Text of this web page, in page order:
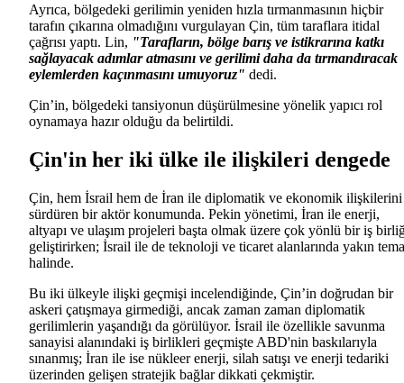
Ayrıca, bölgedeki gerilimin yeniden hızla tırmanmasının hiçbir
tarafın çıkarına olmadığını vurgulayan Çin, tüm taraflara itidal
çağrısı yaptı. Lin, "Tarafların, bölge barış ve istikrarına katkı
sağlayacak adımlar atmasını ve gerilimi daha da tırmandıracak
eylemlerden kaçınmasını umuyoruz" dedi.
Çin’in, bölgedeki tansiyonun düşürülmesine yönelik yapıcı rol
oynamaya hazır olduğu da belirtildi.
Çin'in her iki ülke ile ilişkileri dengede
Çin, hem İsrail hem de İran ile diplomatik ve ekonomik ilişkilerini
sürdüren bir aktör konumunda. Pekin yönetimi, İran ile enerji,
altyapı ve ulaşım projeleri başta olmak üzere çok yönlü bir iş
geliştirirken; İsrail ile de teknoloji ve ticaret alanlarında yakın
halinde.
Bu iki ülkeyle ilişki geçmişi incelendiğinde, Çin’in doğrudan bir
askeri çatışmaya girmediği, ancak zaman zaman diplomatik
gerilimlerin yaşandığı da görülüyor. İsrail ile özellikle savunma
sanayisi alanındaki iş birlikleri geçmişte ABD'nin baskılarıyla
sınanmış; İran ile ise nükleer enerji, silah satışı ve enerji tedariki
üzerinden gelişen stratejik bağlar dikkati çekmiştir.